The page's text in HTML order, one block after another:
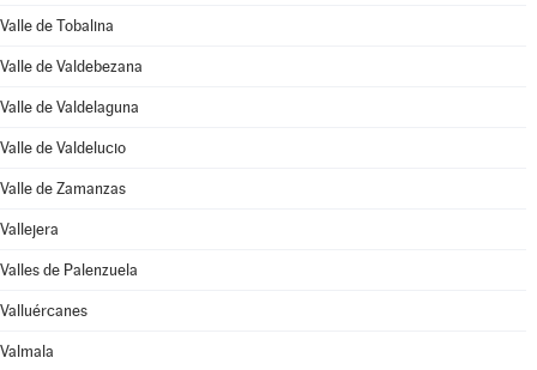
Valle de Tobalina
Valle de Valdebezana
Valle de Valdelaguna
Valle de Valdelucio
Valle de Zamanzas
Vallejera
Valles de Palenzuela
Valluércanes
Valmala